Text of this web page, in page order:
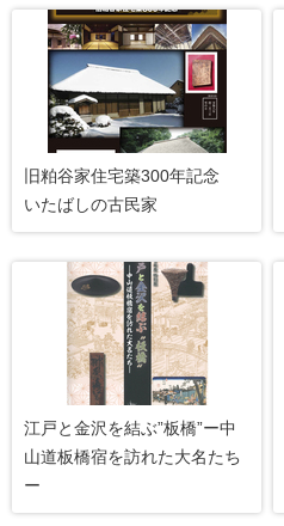
旧粕谷家住宅築300年記念
いたばしの古民家
江戸と金沢を結ぶ”板橋”ー中
山道板橋宿を訪れた大名たち
ー